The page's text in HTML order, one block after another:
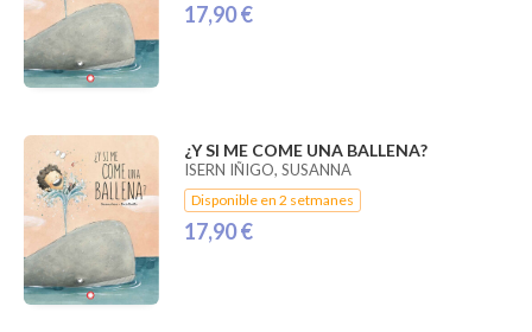
17,90 €
¿Y SI ME COME UNA BALLENA?
ISERN IÑIGO, SUSANNA
Disponible en 2 setmanes
17,90 €